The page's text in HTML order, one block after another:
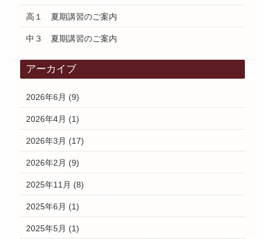
高１ 夏期講習のご案内
中３ 夏期講習のご案内
アーカイブ
2026年6月 (9)
2026年4月 (1)
2026年3月 (17)
2026年2月 (9)
2025年11月 (8)
2025年6月 (1)
2025年5月 (1)